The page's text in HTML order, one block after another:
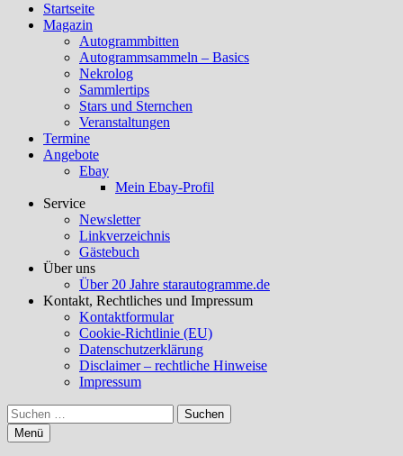
Startseite
Magazin
Autogrammbitten
Autogrammsammeln – Basics
Nekrolog
Sammlertips
Stars und Sternchen
Veranstaltungen
Termine
Angebote
Ebay
Mein Ebay-Profil
Service
Newsletter
Linkverzeichnis
Gästebuch
Über uns
Über 20 Jahre starautogramme.de
Kontakt, Rechtliches und Impressum
Kontaktformular
Cookie-Richtlinie (EU)
Datenschutzerklärung
Disclaimer – rechtliche Hinweise
Impressum
Suchen
nach:
Menü